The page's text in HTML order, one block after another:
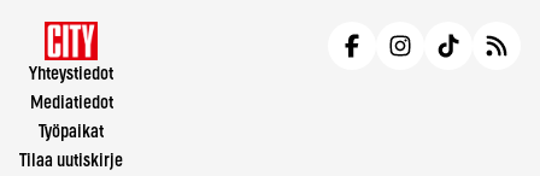
Yhteystiedot
Mediatiedot
Työpaikat
Tilaa uutiskirje